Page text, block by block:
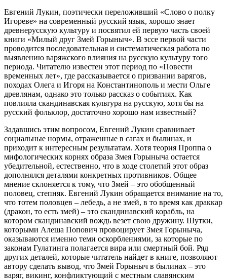
Евгений Лукин, поэтически переложивший «Слово о полку
Игореве» на современный русский язык, хорошо знает
древнерусскую культуру и посвятил ей первую часть своей
книги «Милый друг Змей Горыныч». В эссе первой части
проводится последовательная и систематическая работа по
выявлению варяжского влияния на русскую культуру того
периода. Читателю известен этот период по «Повести
временных лет», где рассказывается о призвании варягов,
походах Олега и Игоря на Константинополь и мести Ольге
древлянам, однако это только рассказ о событиях. Как
повлияла скандинавская культура на русскую, хотя бы на
русский фольклор, достаточно хорошо нам известный?
Задавшись этим вопросом, Евгений Лукин сравнивает
социальные нормы, отраженные в сагах и былинах, и
приходит к интересным результатам. Хотя теория Проппа о
мифологических корнях образа Змея Горыныча остается
убедительной, естественно, что в ходе столетий этот образ
дополнялся деталями конкретных противников. Общее
мнение склоняется к тому, что Змей – это обобщенный
половец, степняк. Евгений Лукин обращается внимание на то,
что тотем половцев – лебедь, а не змей, в то время как драккар
(дракон, то есть змей) – это скандинавский корабль, на
котором скандинавский вождь везет свою дружину. Шутки,
которыми Алеша Попович провоцирует Змея Горыныча,
оказываются именно теми оскорблениями, за которые по
законам Гулатинга полагается вира или смертный бой. Ряд
других деталей, которые читатель найдет в книге, позволяют
автору сделать вывод, что Змей Горыныч в былинах – это
варяг, викинг, конфликтующий с местным славянским